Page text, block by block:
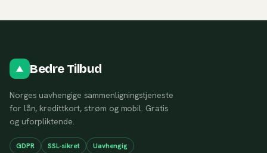
Bedre Tilbud
Norges uavhengige sammenligningstjeneste
for lån, kredittkort, strøm og mobil. Gratis
og uforpliktende.
GDPR SSL-sikret Uavhengig